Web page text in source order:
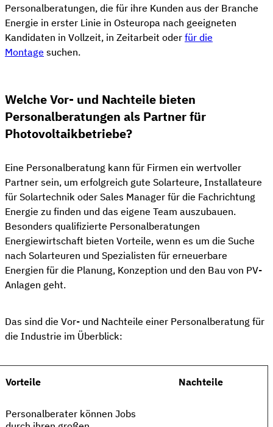
Personalberatungen, die für ihre Kunden aus der Branche
Energie in erster Linie in Osteuropa nach geeigneten
Kandidaten in Vollzeit, in Zeitarbeit oder für die
Montage suchen.
Welche Vor- und Nachteile bieten
Personalberatungen als Partner für
Photovoltaikbetriebe?
Eine Personalberatung kann für Firmen ein wertvoller
Partner sein, um erfolgreich gute Solarteure, Installateure
für Solartechnik oder Sales Manager für die Fachrichtung
Energie zu finden und das eigene Team auszubauen.
Besonders qualifizierte Personalberatungen
Energiewirtschaft bieten Vorteile, wenn es um die Suche
nach Solarteuren und Spezialisten für erneuerbare
Energien für die Planung, Konzeption und den Bau von PV-
Anlagen geht.
Das sind die Vor- und Nachteile einer Personalberatung für
die Industrie im Überblick:
Vorteile Nachteile
Personalberater können Jobs